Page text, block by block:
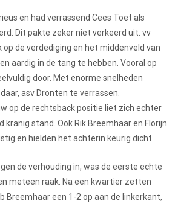
en had verrassend Cees Toet als
Dit pakte zeker niet verkeerd uit. vv
de verdediging en het middenveld van
aardig in de tang te hebben. Vooral op
door. Met enorme snelheden
asv Dronten te verrassen.
op de rechtsback positie liet zich echter
kranig stand. Ook Rik Breemhaar en Florijn
en hielden het achterin keurig dicht.
de verhouding in, was de eerste echte
meteen raak. Na een kwartier zetten
Breemhaar een 1-2 op aan de linkerkant,